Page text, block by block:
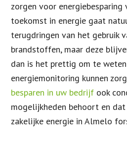
zorgen voor energiebesparing
toekomst in energie gaat
terugdringen van het gebruik
brandstoffen, maar deze
dan is het prettig om te
energiemonitoring kunnen
besparen in uw bedrijf ook
mogelijkheden behoort en
zakelijke energie in Almelo